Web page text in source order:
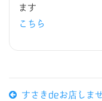
ます
こちら
すさきdeお店しま